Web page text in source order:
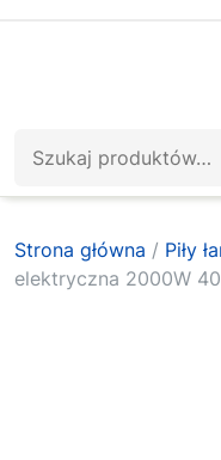
Strona główna / Piły
elektryczna 2000W